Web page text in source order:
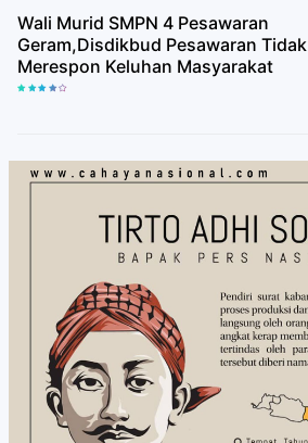
Wali Murid SMPN 4 Pesawaran
Geram,Disdikbud Pesawaran Tidak
Merespon Keluhan Masyarakat